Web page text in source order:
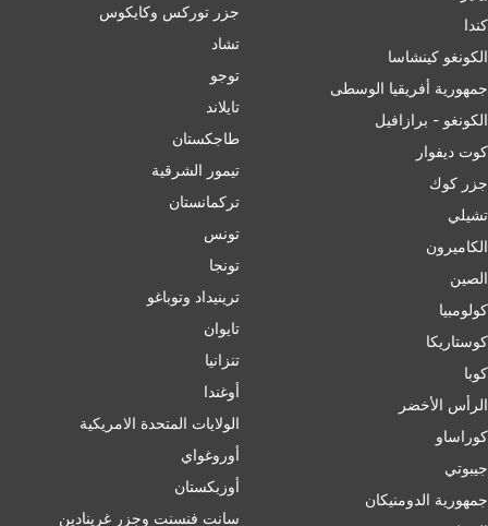
ﻛﻨﺪا
الكونغو كينشاسا
جمهورية أفريقيا الوسطى
الكونغو - برازافيل
كوت ديفوار
جزر كوك
تشيلي
الكاميرون
الصين
کولومبیا
كوستاريكا
كوبا
الرأس الأخضر
كوراساو
جيبوتي
جمهورية الدومنيكان
جزر توركس وكايكوس
تشاد
توجو
تايلاند
طاجكستان
تيمور الشرقية
تركمانستان
تونس
تونجا
ترينيداد وتوباغو
تايوان
تنزانيا
أوغندا
الولايات المتحدة الامريكية
أوروغواي
أوزبكستان
سانت فنسنت وجزر غرينادين